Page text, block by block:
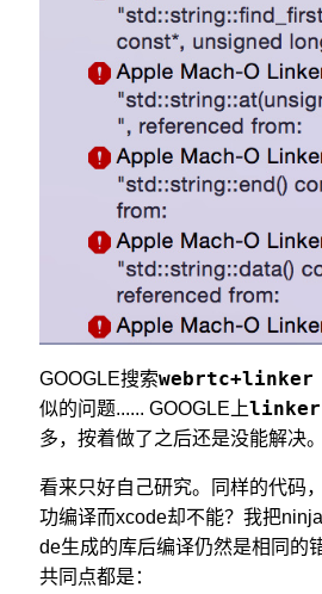
GOOGLE搜索
似的问题...... GOOGLE上
多，按着做了之后还是没能解决。
看来只好自己研究。同样的代码
功编译而xcode却不能？我把
de生成的库后编译仍然是相同的
共同点都是：